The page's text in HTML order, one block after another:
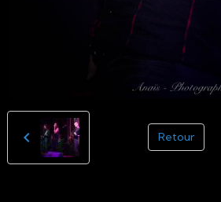
Retour